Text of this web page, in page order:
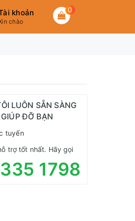
khoản
chào
0
LUÔN SẴN SÀNG
ĐỠ BẠN
trợ tốt nhất. Hãy gọi
1798